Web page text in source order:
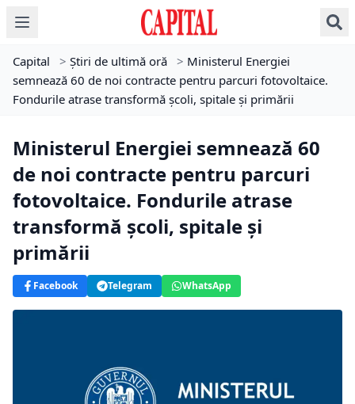
Capital > Știri de ultimă oră > Ministerul Energiei
semnează 60 de noi contracte pentru parcuri fotovoltaice.
Fondurile atrase transformă școli, spitale și primării
Ministerul Energiei semnează 60
de noi contracte pentru parcuri
fotovoltaice. Fondurile atrase
transformă școli, spitale și
primării
Facebook Telegram WhatsApp